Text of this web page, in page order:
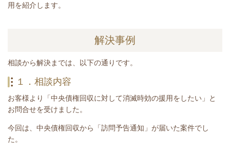
用を紹介します。
解決事例
相談から解決までは、以下の通りです。
１．相談内容
お客様より「中央債権回収に対して消滅時効の援用をしたい」と
お問合せを受けました。
今回は、中央債権回収から「訪問予告通知」が届いた案件でし
た。